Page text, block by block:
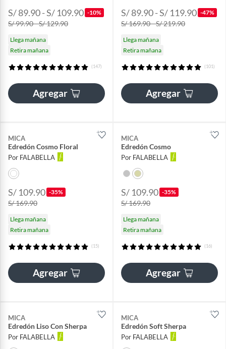
S/ 89.90 - S/ 109.90 -10%
S/ 99.90 - S/ 129.90
Llega mañana
Retira mañana
(147)
Agregar
S/ 89.90 - S/ 119.90 -47%
S/ 169.90 - S/ 219.90
Llega mañana
Retira mañana
(101)
Agregar
MICA
Edredón Cosmo Floral
Por FALABELLA
S/ 109.90 -35%
S/ 169.90
Llega mañana
Retira mañana
(15)
Agregar
MICA
Edredón Cosmo
Por FALABELLA
S/ 109.90 -35%
S/ 169.90
Llega mañana
Retira mañana
(16)
Agregar
MICA
Edredón Liso Con Sherpa
Por FALABELLA
MICA
Edredón Soft Sherpa
Por FALABELLA